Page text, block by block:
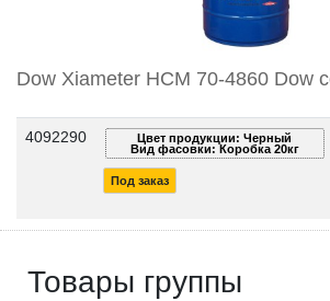
Dow Xiameter HCM 70-4860 Dow
4092290
Цвет продукции: Черный
Вид фасовки: Коробка 20кг
Под заказ
Товары группы